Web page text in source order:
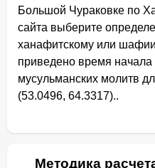
Большой Чураковке по
сайта выберите
ханафитскому или
приведено время
мусульманских молитв
(53.0496, 64.3317)..
Методика